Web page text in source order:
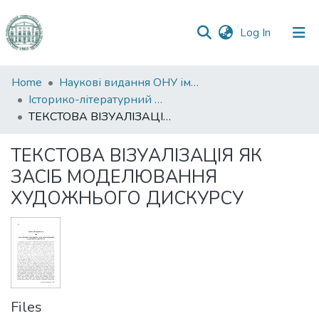
Log In (current)
Communities
&
Collections
Statistics
Home
Наукові видання ОНУ імені І. І. Мечникова
Історико-літературний журнал
ТЕКСТОВА ВІЗУАЛІЗАЦІЯ ЯК ЗАСІБ МОДЕЛЮВАННЯ ХУДОЖНЬОГО ДИСКУРСУ
ТЕКСТОВА ВІЗУАЛІЗАЦІЯ ЯК
ЗАСІБ МОДЕЛЮВАННЯ
ХУДОЖНЬОГО ДИСКУРСУ
Files